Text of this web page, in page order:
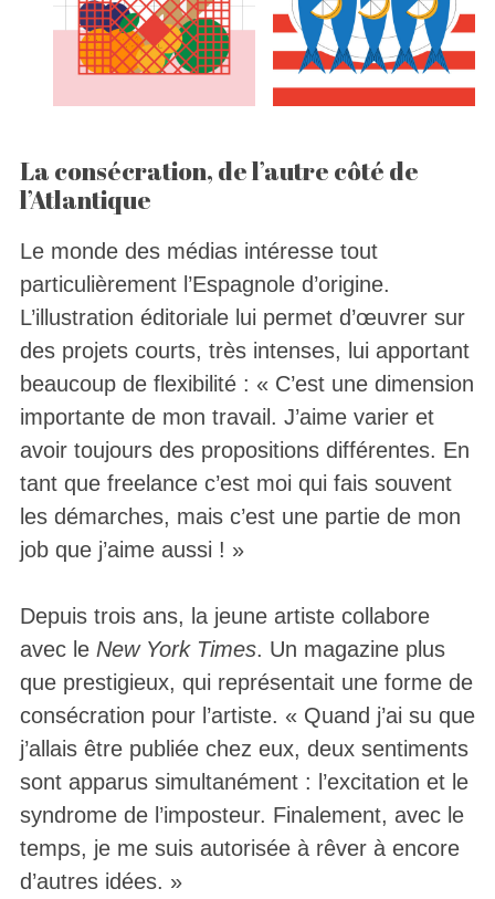
La consécration, de l’autre côté de
l’Atlantique
Le monde des médias intéresse tout
particulièrement l’Espagnole d’origine.
L’illustration éditoriale lui permet d’œuvrer sur
des projets courts, très intenses, lui apportant
beaucoup de flexibilité : « C’est une dimension
importante de mon travail. J’aime varier et
avoir toujours des propositions différentes. En
tant que freelance c’est moi qui fais souvent
les démarches, mais c’est une partie de mon
job que j’aime aussi ! »
Depuis trois ans, la jeune artiste collabore
avec le New York Times. Un magazine plus
que prestigieux, qui représentait une forme de
consécration pour l’artiste. « Quand j’ai su que
j’allais être publiée chez eux, deux sentiments
sont apparus simultanément : l’excitation et le
syndrome de l’imposteur. Finalement, avec le
temps, je me suis autorisée à rêver à encore
d’autres idées. »